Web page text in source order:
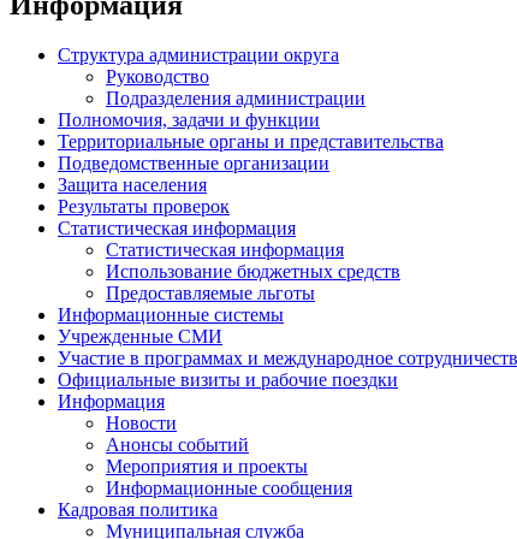
Структура администрации округа
Руководство
Подразделения администрации
Полномочия, задачи и функции
Территориальные органы и представительства
Подведомственные организации
Защита населения
Результаты проверок
Статистическая информация
Статистическая информация
Использование бюджетных средств
Предоставляемые льготы
Информационные системы
Учрежденные СМИ
Участие в программах и международное
Официальные визиты и рабочие поездки
Информация
Новости
Анонсы событий
Мероприятия и проекты
Информационные сообщения
Кадровая политика
Муниципальная служба